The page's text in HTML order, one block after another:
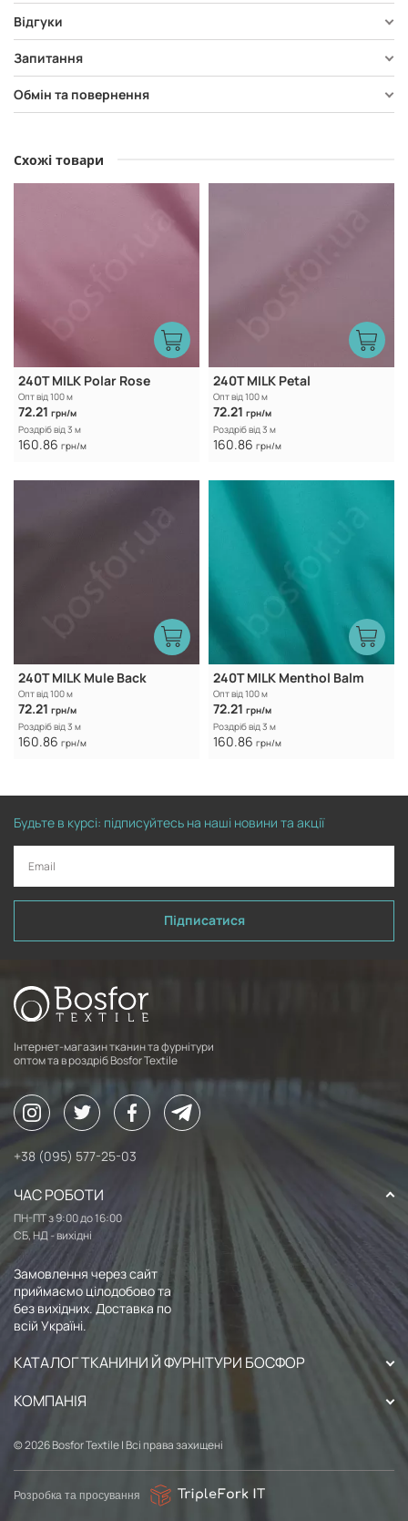
Відгуки
Запитання
Обмін та повернення
Схожі товари
240T MILK Polar Rose
Опт від 100 м
72.21 грн/м
Роздріб від 3 м
160.86 грн/м
240T MILK Petal
Опт від 100 м
72.21 грн/м
Роздріб від 3 м
160.86 грн/м
240T MILK Mule Back
Опт від 100 м
72.21 грн/м
Роздріб від 3 м
160.86 грн/м
240T MILK Menthol Balm
Опт від 100 м
72.21 грн/м
Роздріб від 3 м
160.86 грн/м
Будьте в курсі: підписуйтесь на наші новини та акції
Підписатися
Інтернет-магазин тканин та фурнітури
оптом та в роздріб Bosfor Textile
+38 (095) 577-25-03
ЧАС РОБОТИ
ПН-ПТ з 9:00 до 16:00
СБ, НД - вихідні
Замовлення через сайт
приймаємо цілодобово та
без вихідних. Доставка по
всій Україні.
КАТАЛОГ ТКАНИНИ Й ФУРНІТУРИ БОСФОР
КОМПАНІЯ
© 2026 Bosfor Textile | Всі права захищені
Розробка та просування